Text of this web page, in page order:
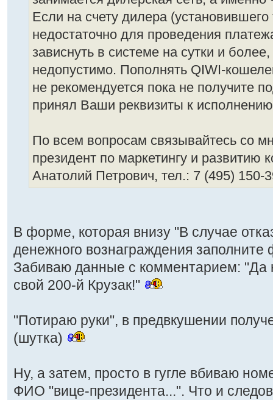
Если на счету дилера
недостаточно для проведения
зависнуть в системе на сутки и
недопустимо. Пополнять QIWI-
не рекомендуется пока не получите
принял Ваши реквизиты к
По всем вопросам связывайтесь со
президент по маркетингу и развитию
Анатолий Петрович, тел.: 7 (495) 150-
В форме, которая внизу "В случае
денежного вознаграждения заполните
Забиваю данные с комментарием: "Да
свой 200-й Крузак!"
"Потираю руки", в предвкушении
(шутка)
Ну, а затем, просто в гугле вбиваю
ФИО "вице-президента...". Что и